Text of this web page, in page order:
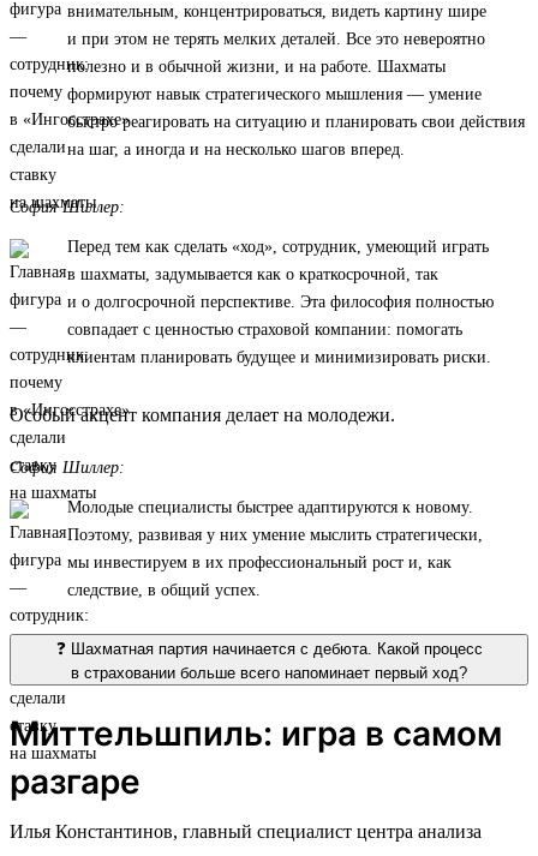
внимательным, концентрироваться, видеть картину шире
и при этом не терять мелких деталей. Все это невероятно
полезно и в обычной жизни, и на работе. Шахматы
формируют навык стратегического мышления — умение
быстро реагировать на ситуацию и планировать свои действия
на шаг, а иногда и на несколько шагов вперед.
София Шиллер:
Перед тем как сделать «ход», сотрудник, умеющий играть
в шахматы, задумывается как о краткосрочной, так
и о долгосрочной перспективе. Эта философия полностью
совпадает с ценностью страховой компании: помогать
клиентам планировать будущее и минимизировать риски.
Особый акцент компания делает на молодежи.
София Шиллер:
Молодые специалисты быстрее адаптируются к новому.
Поэтому, развивая у них умение мыслить стратегически,
мы инвестируем в их профессиональный рост и, как
следствие, в общий успех.
❓ Шахматная партия начинается с дебюта. Какой процесс
в страховании больше всего напоминает первый ход?
Миттельшпиль: игра в самом
разгаре
Илья Константинов, главный специалист центра анализа